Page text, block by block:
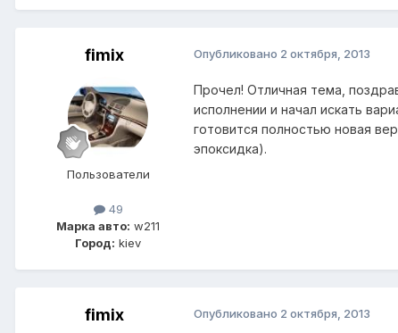
fimix
Пользователи
49
Марка авто: w211
Город: kiev
Опубликовано 2 октября, 2013
Прочел! Отличная тема,
исполнении и начал искать
готовится полностью новая
эпоксидка).
fimix Опубликовано 2 октября, 2013